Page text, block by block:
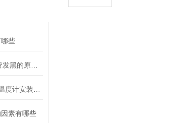
些
素有哪些